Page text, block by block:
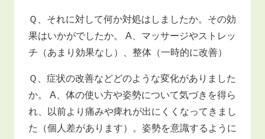
Ｑ、それに対して何か対処はしましたか。その効
果はいかがでしたか。 A、マッサージやストレッ
チ（あまり効果なし）、整体（一時的に改善）
Ｑ、症状の改善などどのような変化がありました
か。 A、体の使い方や姿勢について気づきを得ら
れ、以前より痛みや痺れが出にくくなってきまし
た（個人差があります）。姿勢を意識するように